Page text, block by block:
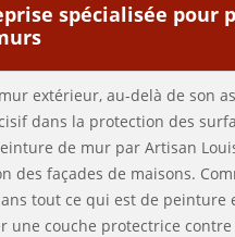
spécialisée pour
extérieur, au-delà de son
dans la protection des
de mur par Artisan
des façades de maisons.
tout ce qui est de peinture
une couche protectrice